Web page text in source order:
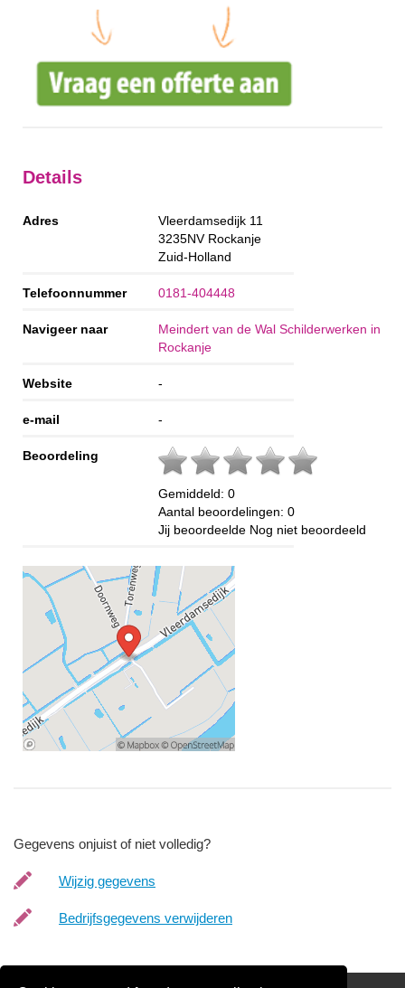
Details
Adres
Vleerdamsedijk 11
3235NV Rockanje
Zuid-Holland
Telefoonnummer 0181-404448
Navigeer naar
Meindert van de Wal Schilderwerken in
Rockanje
Website -
e-mail -
Beoordeling
Gemiddeld: 0
Aantal beoordelingen: 0
Jij beoordeelde Nog niet beoordeeld
Gegevens onjuist of niet volledig?
Wijzig gegevens
Bedrijfsgegevens verwijderen